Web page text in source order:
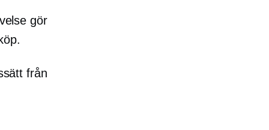
gör
från